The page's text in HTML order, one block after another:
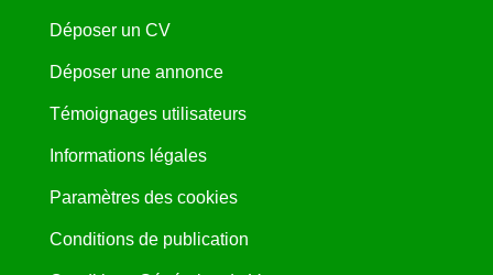
Déposer un CV
Déposer une annonce
Témoignages utilisateurs
Informations légales
Paramètres des cookies
Conditions de publication